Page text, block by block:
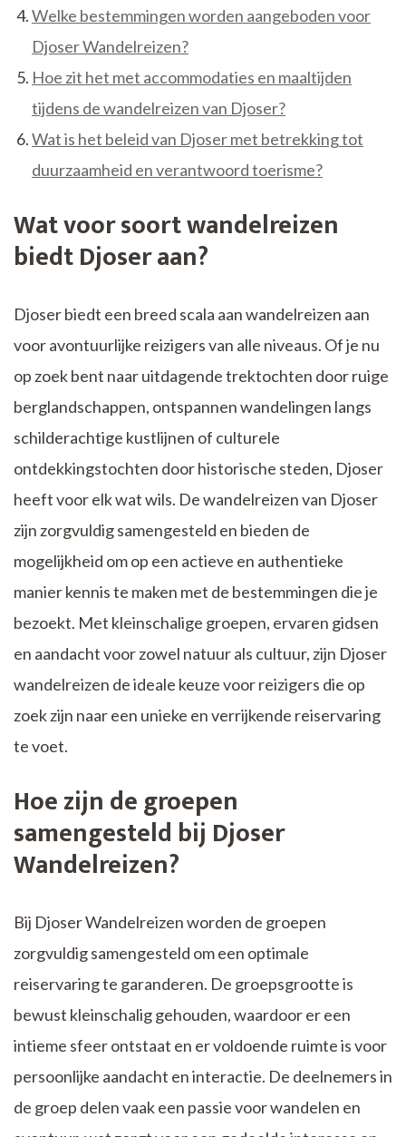
Welke bestemmingen worden aangeboden voor
Djoser Wandelreizen?
Hoe zit het met accommodaties en maaltijden
tijdens de wandelreizen van Djoser?
Wat is het beleid van Djoser met betrekking tot
duurzaamheid en verantwoord toerisme?
Wat voor soort wandelreizen
biedt Djoser aan?
Djoser biedt een breed scala aan wandelreizen aan
voor avontuurlijke reizigers van alle niveaus. Of je nu
op zoek bent naar uitdagende trektochten door ruige
berglandschappen, ontspannen wandelingen langs
schilderachtige kustlijnen of culturele
ontdekkingstochten door historische steden, Djoser
heeft voor elk wat wils. De wandelreizen van Djoser
zijn zorgvuldig samengesteld en bieden de
mogelijkheid om op een actieve en authentieke
manier kennis te maken met de bestemmingen die je
bezoekt. Met kleinschalige groepen, ervaren gidsen
en aandacht voor zowel natuur als cultuur, zijn Djoser
wandelreizen de ideale keuze voor reizigers die op
zoek zijn naar een unieke en verrijkende reiservaring
te voet.
Hoe zijn de groepen
samengesteld bij Djoser
Wandelreizen?
Bij Djoser Wandelreizen worden de groepen
zorgvuldig samengesteld om een optimale
reiservaring te garanderen. De groepsgrootte is
bewust kleinschalig gehouden, waardoor er een
intieme sfeer ontstaat en er voldoende ruimte is voor
persoonlijke aandacht en interactie. De deelnemers in
de groep delen vaak een passie voor wandelen en